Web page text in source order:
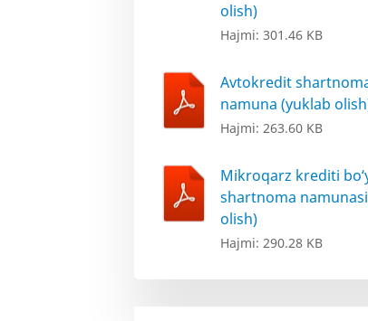
olish)
Hajmi: 301.46 KB
Avtokredit
namuna (yuklab
Hajmi: 263.60 KB
Mikroqarz krediti
shartnoma
olish)
Hajmi: 290.28 KB